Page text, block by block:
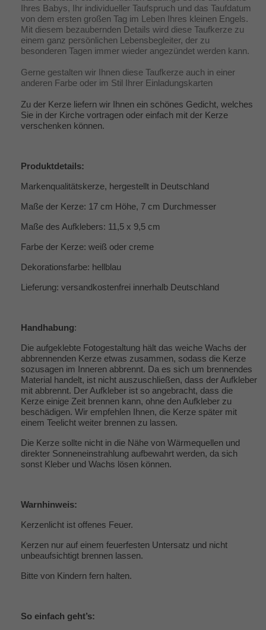
Ihres Babys, Ihr individueller Taufspruch und das Taufdatum
von dem ersten großen Tag im Leben Ihres kleinen Engels.
Mit diesem bezaubernden Details wird diese Taufkerze zu
einem ganz persönlichen Lebensbegleiter, der zu
besonderen Tagen immer wieder angezündet werden kann.
Gerne gestalten wir Ihnen diese Taufkerze auch in einer
anderen Farbe oder im Stil Ihrer Einladungskarten
Zu der Kerze liefern wir Ihnen ein schönes Gedicht, welches
Sie in der Kirche vortragen oder einfach mit der Kerze
verschenken können.
Produktdetails:
Markenqualitätskerze, hergestellt in Deutschland
Maße der Kerze: 17 cm Höhe, 7 cm Durchmesser
Maße des Aufklebers: 11,5 x 9,5 cm
Farbe der Kerze: weiß oder creme
Dekorationsfarbe: hellblau
Lieferung: versandkostenfrei innerhalb Deutschland
Handhabung:
Die aufgeklebte Fotogestaltung hält das weiche Wachs der
abbrennenden Kerze etwas zusammen, sodass die Kerze
sozusagen im Inneren abbrennt. Da es sich um brennendes
Material handelt, ist nicht auszuschließen, dass der Aufkleber
mit abbrennt. Der Aufkleber ist so angebracht, dass die
Kerze einige Zeit brennen kann, ohne den Aufkleber zu
beschädigen. Wir empfehlen Ihnen, die Kerze später mit
einem Teelicht weiter brennen zu lassen.
Die Kerze sollte nicht in die Nähe von Wärmequellen und
direkter Sonneneinstrahlung aufbewahrt werden, da sich
sonst Kleber und Wachs lösen können.
Warnhinweis:
Kerzenlicht ist offenes Feuer.
Kerzen nur auf einem feuerfesten Untersatz und nicht
unbeaufsichtigt brennen lassen.
Bitte von Kindern fern halten.
So einfach geht’s: